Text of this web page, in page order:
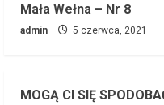
Mała Wełna – Nr 8
admin 5 czerwca, 2021
MOGĄ CI SIĘ